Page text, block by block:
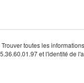
toutes les
et l'identité de